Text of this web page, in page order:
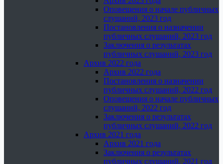
Оповещения о начале публичных
слушаний, 2023 год
Постановления о назначении
публичных слушаний, 2023 год
Заключения о результатах
публичных слушаний, 2023 год
Архив 2022 года
Архив 2022 года
Постановления о назначении
публичных слушаний, 2022 год
Оповещения о начале публичных
слушаний, 2022 год
Заключения о результатах
публичных слушаний, 2022 год
Архив 2021 года
Архив 2021 года
Заключения о результатах
публичных слушаний, 2021 год